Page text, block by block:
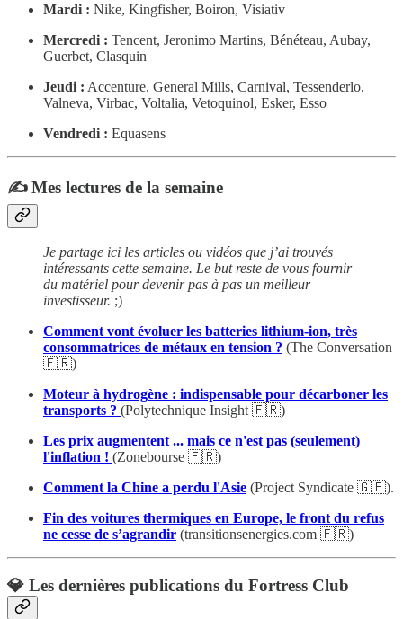
Mardi : Nike, Kingfisher, Boiron, Visiativ
Mercredi : Tencent, Jeronimo Martins, Bénéteau, Aubay,
Guerbet, Clasquin
Jeudi : Accenture, General Mills, Carnival, Tessenderlo,
Valneva, Virbac, Voltalia, Vetoquinol, Esker, Esso
Vendredi : Equasens
✍️ Mes lectures de la semaine
Je partage ici les articles ou vidéos que j’ai trouvés
intéressants cette semaine. Le but reste de vous fournir
du matériel pour devenir pas à pas un meilleur
investisseur. ;)
Comment vont évoluer les batteries lithium-ion, très
consommatrices de métaux en tension ? (The Conversation
🇫🇷)
Moteur à hydrogène : indispensable pour décarboner les
transports ? (Polytechnique Insight 🇫🇷)
Les prix augmentent ... mais ce n'est pas (seulement)
l'inflation ! (Zonebourse 🇫🇷)
Comment la Chine a perdu l'Asie (Project Syndicate 🇬🇧).
Fin des voitures thermiques en Europe, le front du refus
ne cesse de s’agrandir (transitionsenergies.com 🇫🇷)
💎 Les dernières publications du Fortress Club